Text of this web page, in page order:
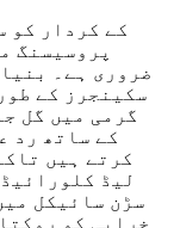
کے کردار کو
پروسیسنگ
ضروری ہے۔
کرتے ہیں
لیڈ
سڑن سائیکل
خرابی کو